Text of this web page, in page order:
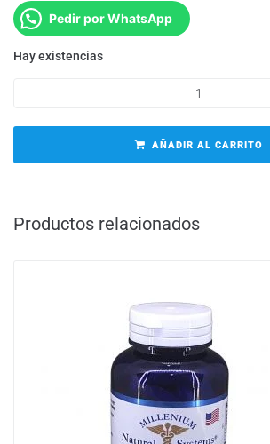
Pedir por WhatsApp
Hay existencias
AÑADIR AL CARRITO
Productos relacionados